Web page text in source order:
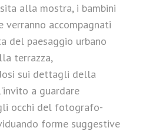
alla mostra, i bambini
verranno accompagnati
del paesaggio urbano
terrazza,
sui dettagli della
a guardare
occhi del fotografo-
forme suggestive